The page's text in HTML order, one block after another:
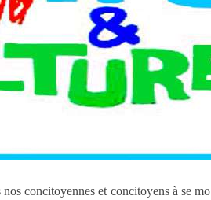
concitoyennes et concitoyens à se